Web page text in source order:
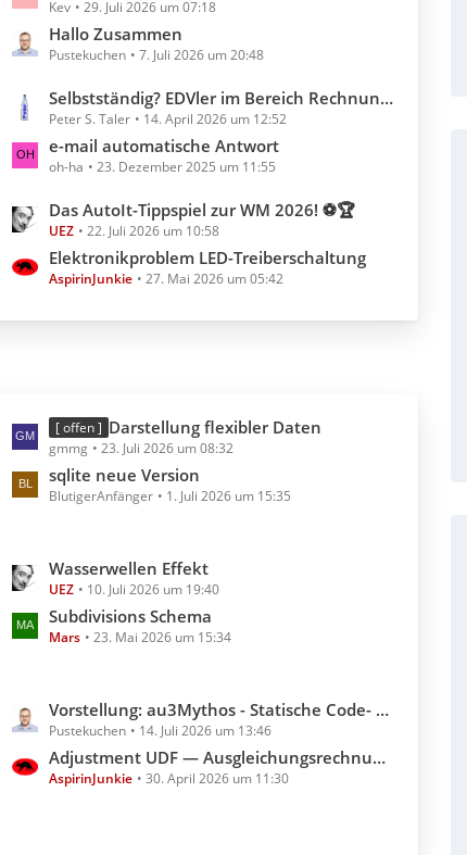
e
z
e
e
t
r
g
Kev 29. Juli 2026 um 07:18
Hallo Zusammen
Pustekuchen 7. Juli 2026 um 20:48
e
t
z
e
e
Selbstständig? EDVler im Bereich Rechnungserstellung?
Peter S. Taler 14. April 2026 um 12:52
e-mail automatische Antwort
oh-ha 23. Dezember 2025 um 11:55
L
e
t
z
t
r
ä
g
Das AutoIt-Tippspiel zur WM 2026! ⚽🏆
UEZ 22. Juli 2026 um 10:58
Elektronikproblem LED-Treiberschaltung
AspirinJunkie 27. Mai 2026 um 05:42
L
e
t
z
B
e
i
t
g
e
[ offen ] Darstellung flexibler Daten
gmmg 23. Juli 2026 um 08:32
sqlite neue Version
BlutigerAnfänger 1. Juli 2026 um 15:35
L
e
t
z
B
e
i
Wasserwellen Effekt
UEZ 10. Juli 2026 um 19:40
Subdivisions Schema
Mars 23. Mai 2026 um 15:34
L
e
t
z
Vorstellung: au3Mythos - Statische Code- & Scoping-Analyse für AutoIt 3
Pustekuchen 14. Juli 2026 um 13:46
Adjustment UDF — Ausgleichungsrechnung für AutoIt
AspirinJunkie 30. April 2026 um 11:30